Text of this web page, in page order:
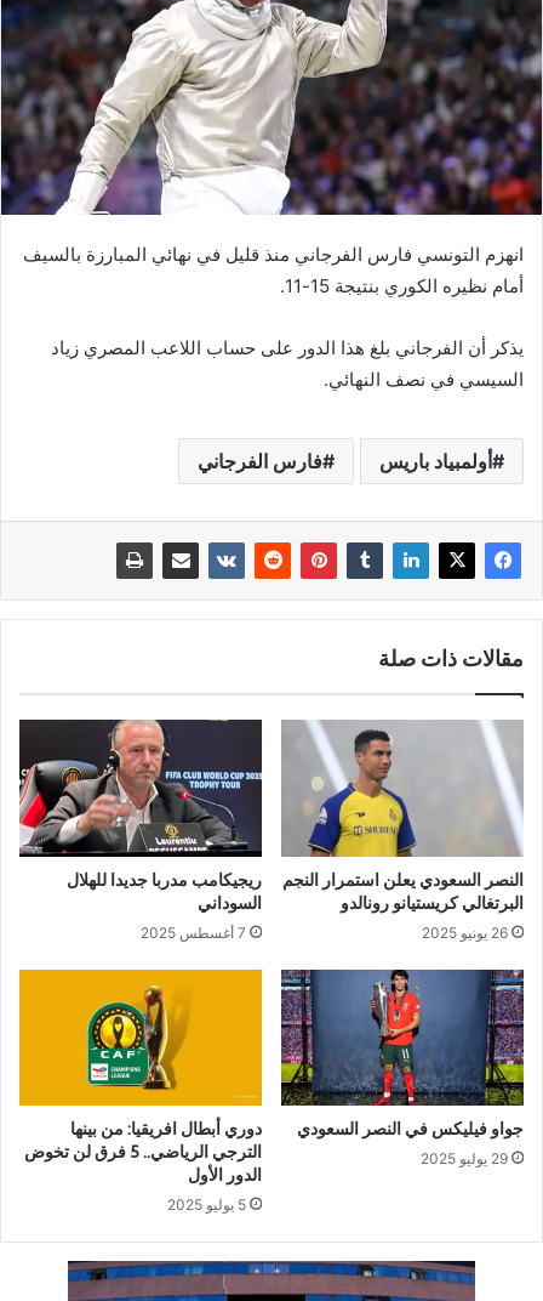
انهزم التونسي فارس الفرجاني منذ قليل في نهائي المبارزة بالسيف
أمام نظيره الكوري بنتيجة 15-11.
يذكر أن الفرجاني بلغ هذا الدور على حساب اللاعب المصري زياد
السيسي في نصف النهائي.
أولمبياد باريس فارس الفرجاني
مقالات ذات صلة
النصر السعودي يعلن استمرار النجم
البرتغالي كريستيانو رونالدو
26 يونيو 2025
ريجيكامب مدربا جديدا للهلال
السوداني
7 أغسطس 2025
جواو فيليكس في النصر السعودي
29 يوليو 2025
دوري أبطال افريقيا: من بينها
الترجي الرياضي.. 5 فرق لن تخوض
الدور الأول
5 يوليو 2025